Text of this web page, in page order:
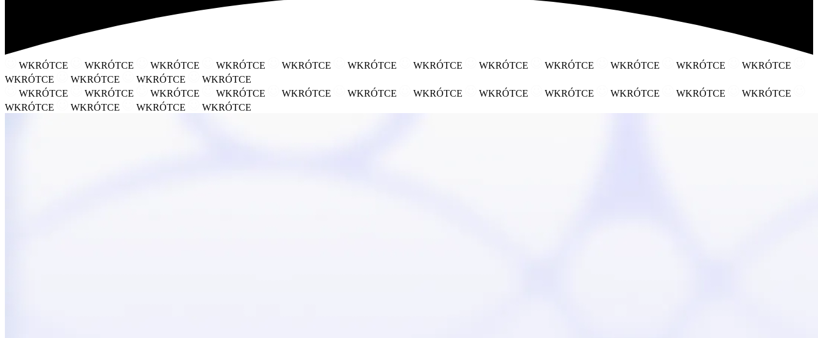
WKRÓTCE WKRÓTCE WKRÓTCE WKRÓTCE WKRÓTCE WKRÓTCE WKRÓTCE WKRÓTCE WKRÓTCE WKRÓTCE WKRÓTCE
WKRÓTCE
WKRÓTCE
WKRÓTCE WKRÓTCE
WKRÓTCE
WKRÓTCE
WKRÓTCE WKRÓTCE WKRÓTCE WKRÓTCE WKRÓTCE WKRÓTCE WKRÓTCE WKRÓTCE WKRÓTCE WKRÓTCE
WKRÓTCE
WKRÓTCE
WKRÓTCE WKRÓTCE WKRÓTCE